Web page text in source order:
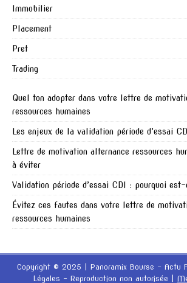
Immobilier
Placement
Pret
Trading
Quel ton adopter dans votre lettre de
ressources humaines
Les enjeux de la validation période d’essai
Lettre de motivation alternance ressources
à éviter
Validation période d’essai CDI : pourquoi
Évitez ces fautes dans votre lettre de
ressources humaines
Copyright © 2025 | Panoramix Bourse - Actu
Légales - Reproduction non autorisée